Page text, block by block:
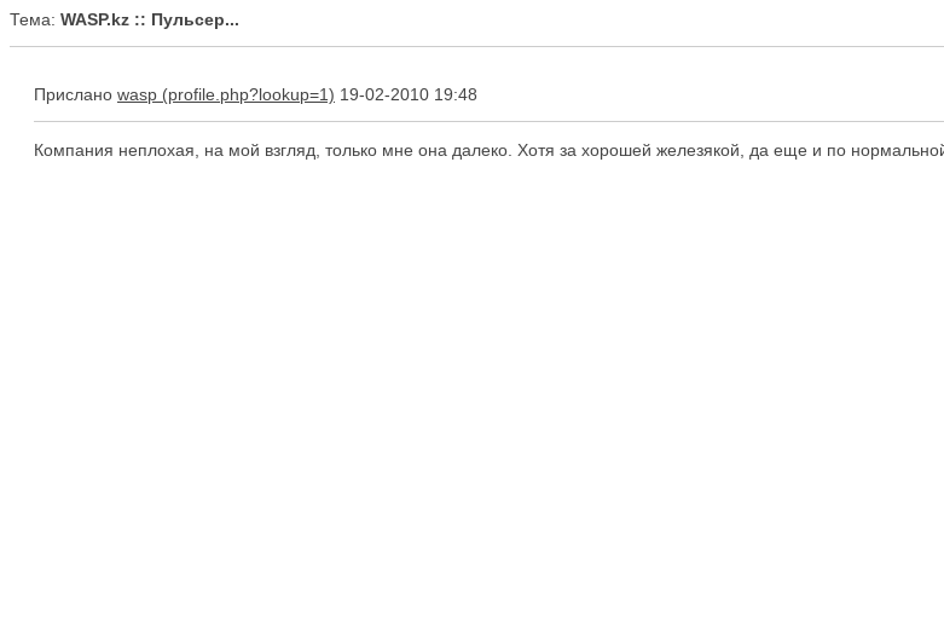
Тема: WASP.kz :: Пульсер...
Прислано wasp 19-02-2010 19:48
Компания неплохая, на мой взгляд, только мне она далеко. Хотя за хорошей железякой, да еще и по